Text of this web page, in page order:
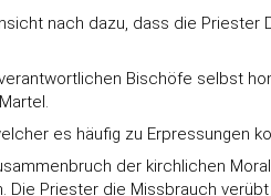
nach dazu, dass die Priester
Bischöfe selbst
es häufig zu Erpressungen
der kirchlichen
Priester die Missbrauch